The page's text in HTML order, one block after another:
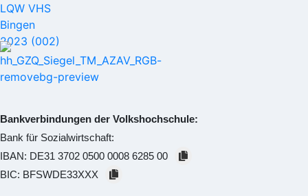
Bankverbindungen der Volkshochschule:
Bank für Sozialwirtschaft:
IBAN: DE31 3702 0500 0008 6285 00
BIC: BFSWDE33XXX